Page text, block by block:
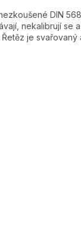
DIN
nekalibrují se
je svařovaný